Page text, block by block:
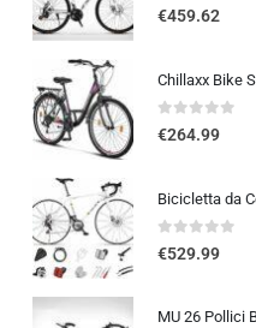
0out of 5
€459.62
0out of 5
€264.99
0out of 5
€529.99